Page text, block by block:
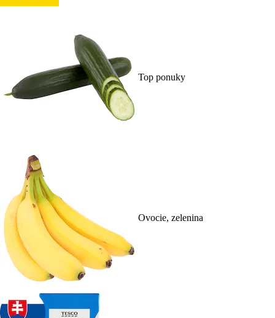
Top ponuky
Ovocie, zelenina